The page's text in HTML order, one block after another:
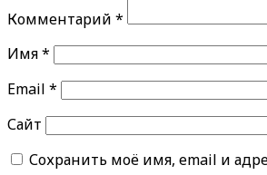
Комментарий *
Имя*
Email *
Сайт
Сохранить моё имя, email и